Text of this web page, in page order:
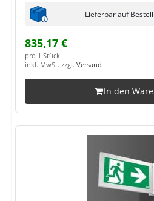
Lieferbar auf
835,17 €
pro 1 Stück
inkl. MwSt. zzgl. Versand
In den